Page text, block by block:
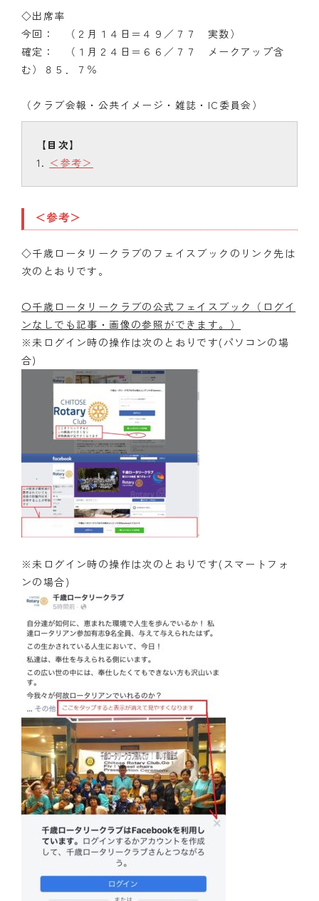
◇出席率
今回： （２月１４日＝４９／７７ 実数）
確定： （１月２４日＝６６／７７ メークアップ含
む）８５．７％
（クラブ会報・公共イメージ・雑誌・IC委員会）
＜参考＞
＜参考＞
◇千歳ロータリークラブのフェイスブックのリンク先は
次のとおりです。
〇千歳ロータリークラブの公式フェイスブック（ログイ
ンなしでも記事・画像の参照ができます。）
※未ログイン時の操作は次のとおりです(パソコンの場
合)
※未ログイン時の操作は次のとおりです(スマートフォ
ンの場合)